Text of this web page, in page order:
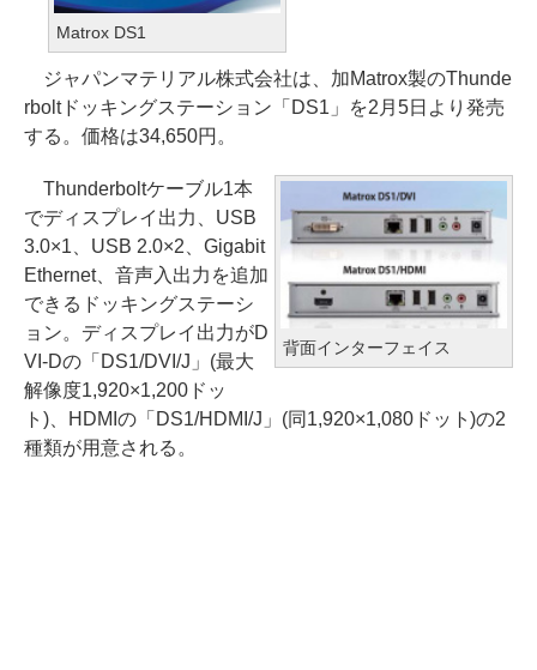
Matrox DS1
ジャパンマテリアル株式会社は、加Matrox製のThunde
rboltドッキングステーション「DS1」を2月5日より発売
する。価格は34,650円。
背面インターフェイス
Thunderboltケーブル1本
でディスプレイ出力、USB
3.0×1、USB 2.0×2、Gigabit
Ethernet、音声入出力を追加
できるドッキングステーシ
ョン。ディスプレイ出力がD
VI-Dの「DS1/DVI/J」(最大
解像度1,920×1,200ドッ
ト)、HDMIの「DS1/HDMI/J」(同1,920×1,080ドット)の2
種類が用意される。